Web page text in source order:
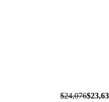
$24,076